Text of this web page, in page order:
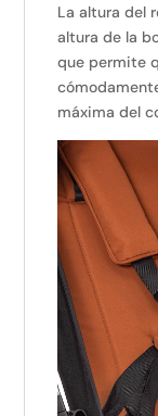
La altura del
altura de la
que permite
máxima del